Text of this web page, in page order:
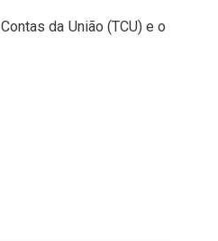
da União (TCU) e o